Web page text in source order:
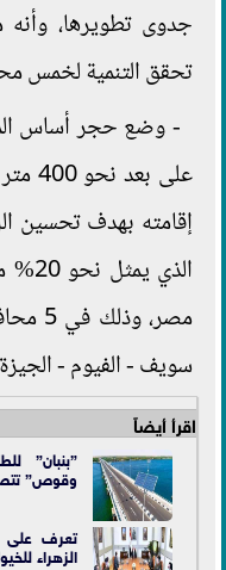
جدوى تطويرها،
تحقق التنمية لخمس
على
إقامته بهدف تحسين
سويف - الفيوم -
اقرأ أيضاً
”بنبان”
وقوص”
تعرف على
الزهراء